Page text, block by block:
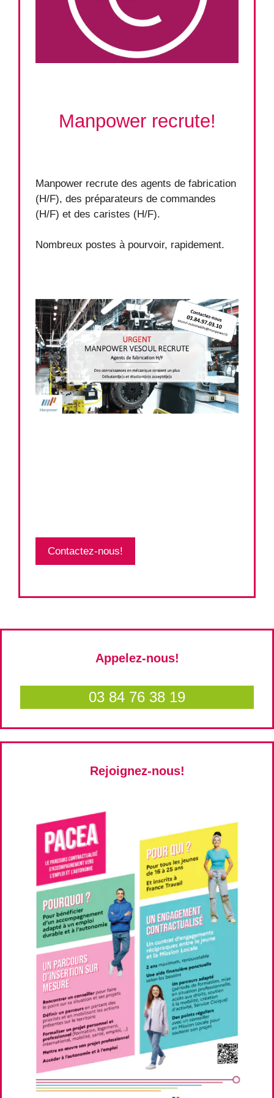
Manpower recrute!
Manpower recrute des agents de fabrication
(H/F), des préparateurs de commandes
(H/F) et des caristes (H/F).
Nombreux postes à pourvoir, rapidement.
Contactez-nous!
Appelez-nous!
03 84 76 38 19
Rejoignez-nous!